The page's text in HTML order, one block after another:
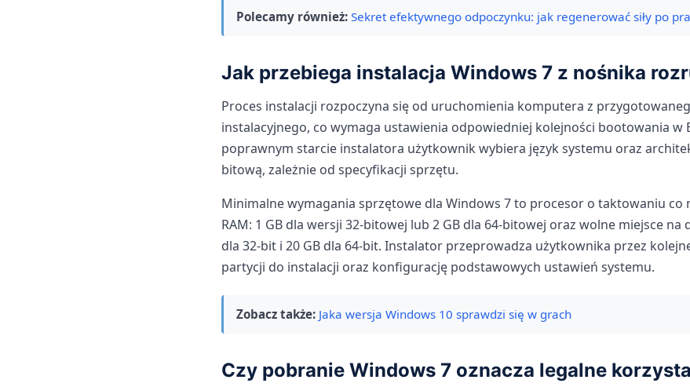
Polecamy również: Sekret efektywnego odpoczynku: jak regenerować siły po
Jak przebiega instalacja Windows 7 z nośnika
Proces instalacji rozpoczyna się od uruchomienia komputera z
instalacyjnego, co wymaga ustawienia odpowiedniej kolejności bootowania w
poprawnym starcie instalatora użytkownik wybiera język systemu oraz
bitową, zależnie od specyfikacji sprzętu.
Minimalne wymagania sprzętowe dla Windows 7 to procesor o taktowaniu co
RAM: 1 GB dla wersji 32-bitowej lub 2 GB dla 64-bitowej oraz wolne miejsce na
dla 32-bit i 20 GB dla 64-bit. Instalator przeprowadza użytkownika przez
partycji do instalacji oraz konfigurację podstawowych ustawień systemu.
Zobacz także: Jaka wersja Windows 10 sprawdzi się w grach
Czy pobranie Windows 7 oznacza legalne